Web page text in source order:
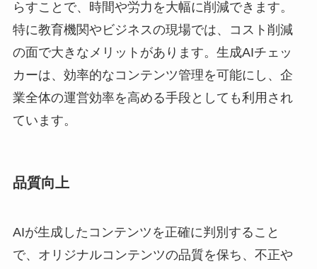
らすことで、時間や労力を大幅に削減できます。
特に教育機関やビジネスの現場では、コスト削減
の面で大きなメリットがあります。生成AIチェッ
カーは、効率的なコンテンツ管理を可能にし、企
業全体の運営効率を高める手段としても利用され
ています。
品質向上
AIが生成したコンテンツを正確に判別すること
で、オリジナルコンテンツの品質を保ち、不正や